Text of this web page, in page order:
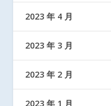
2023 年 4 月
2023 年 3 月
2023 年 2 月
2023 年 1 月